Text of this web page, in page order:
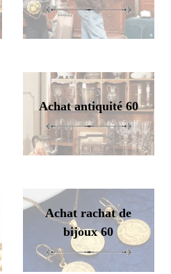
Achat antiquité 60
Achat rachat de
bijoux 60